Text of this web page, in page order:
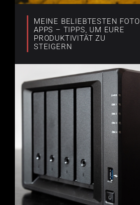
MEINE BELIEBTESTEN FOTO
APPS – TIPPS, UM EURE
PRODUKTIVITÄT ZU
STEIGERN